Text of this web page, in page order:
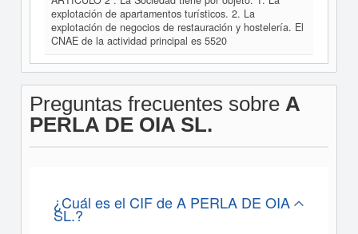
explotación de apartamentos turísticos. 2. La
explotación de negocios de restauración y hostelería. El
CNAE de la actividad principal es 5520
Preguntas frecuentes sobre A
PERLA DE OIA SL.
¿Cuál es el CIF de A PERLA DE OIA
SL.?